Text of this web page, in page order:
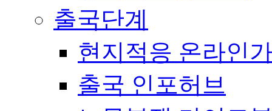
출국단계
현지적응 온라인
출국 인포허브